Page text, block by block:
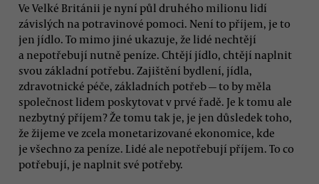
Ve Velké Británii je nyní půl druhého milionu lidí
závislých na potravinové pomoci. Není to příjem, je to
jen jídlo. To mimo jiné ukazuje, že lidé nechtějí
a nepotřebují nutně peníze. Chtějí jídlo, chtějí naplnit
svou základní potřebu. Zajištění bydlení, jídla,
zdravotnické péče, základních potřeb — to by měla
společnost lidem poskytovat v prvé řadě. Je k tomu ale
nezbytný příjem? Že tomu tak je, je jen důsledek toho,
že žijeme ve zcela monetarizované ekonomice, kde
je všechno za peníze. Lidé ale nepotřebují příjem. To co
potřebují, je naplnit své potřeby.